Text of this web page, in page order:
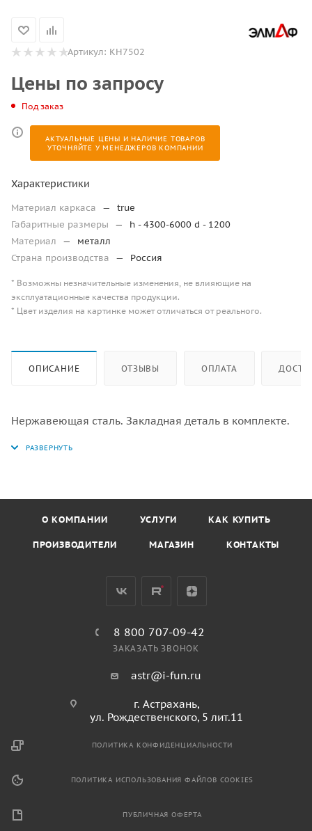
Артикул: КН7502
Цены по запросу
Под заказ
АКТУАЛЬНЫЕ ЦЕНЫ И НАЛИЧИЕ ТОВАРОВ
УТОЧНЯЙТЕ У МЕНЕДЖЕРОВ КОМПАНИИ
Характеристики
Материал каркаса —
true
Габаритные размеры
—
h - 4300-6000 d - 1200
Материал
—
металл
Страна производства
— Россия
* Возможны незначительные изменения, не влияющие на
эксплуатационные качества продукции.
* Цвет изделия на картинке может отличаться от реального.
ОПИСАНИЕ ОТЗЫВЫ ОПЛАТА
Нержавеющая сталь. Закладная деталь в комплекте.
О КОМПАНИИ УСЛУГИ КАК КУПИТЬ
ПРОИЗВОДИТЕЛИ МАГАЗИН КОНТАКТЫ
8 800 707-09-42
ЗАКАЗАТЬ ЗВОНОК
astr@i-fun.ru
г. Астрахань,
ул. Рождественского, 5 лит.11
ПОЛИТИКА КОНФИДЕНЦИАЛЬНОСТИ
ПОЛИТИКА ИСПОЛЬЗОВАНИЯ ФАЙЛОВ COOKIES
ПУБЛИЧНАЯ ОФЕРТА